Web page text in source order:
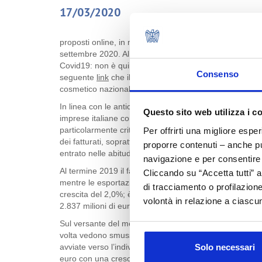
Consenso
Questo sito web utilizza i
Per offrirti una migliore
proporre contenuti – anche
navigazione e per
Cliccando su “Accetta tutti”
di tracciamento o
volontà in relazione a
Solo necessari
17/03/2020
proposti online, in mancanza della tradizionale
settembre 2020. Al momento della stesura di queste
Covid19: non è quindi possibile prevedere
seguente link che il Centro Studi sta proponendo
cosmetico nazionale.
In linea con le anticipazioni proposte dalla recente
imprese italiane confermano un andamento
particolarmente critica: in generale si conferma la
dei fatturati, soprattutto sui mercati internazionali e
entrato nelle abitudini quotidiane dei consumatori,
Al termine 2019 il fatturato delle imprese supera i
mentre le esportazioni avvertono il rallentamento
crescita del 2,0%; è ancora significativo l'impatto sulla
2.837 milioni di euro con una dilatazione dalle
Sul versante del mercato nazionale, si conferma la
volta vedono smussare i confini per confermare le
avviate verso l’individualizzazione dell'offerta. Il
euro con una crescita del 2,0%. Fenomeni come i